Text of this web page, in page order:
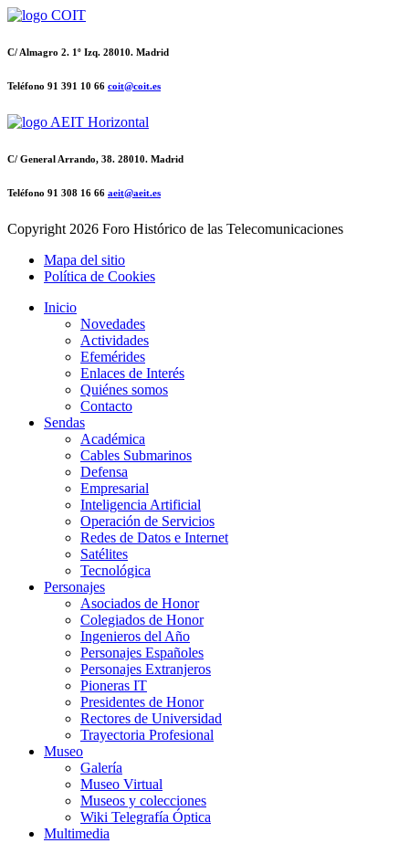
C/ Almagro 2. 1º Izq. 28010. Madrid
Teléfono 91 391 10 66 coit@coit.es
C/ General Arrando, 38. 28010. Madrid
Teléfono 91 308 16 66 aeit@aeit.es
Copyright 2026 Foro Histórico de las Telecomunicaciones
Mapa del sitio
Política de Cookies
Inicio
Novedades
Actividades
Efemérides
Enlaces de Interés
Quiénes somos
Contacto
Sendas
Académica
Cables Submarinos
Defensa
Empresarial
Inteligencia Artificial
Operación de Servicios
Redes de Datos e Internet
Satélites
Tecnológica
Personajes
Asociados de Honor
Colegiados de Honor
Ingenieros del Año
Personajes Españoles
Personajes Extranjeros
Pioneras IT
Presidentes de Honor
Rectores de Universidad
Trayectoria Profesional
Museo
Galería
Museo Virtual
Museos y colecciones
Wiki Telegrafía Óptica
Multimedia